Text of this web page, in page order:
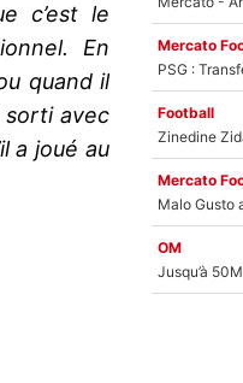
c’est le
En
quand il
sorti avec
a joué au
Mercato
Football
Mercato
OM